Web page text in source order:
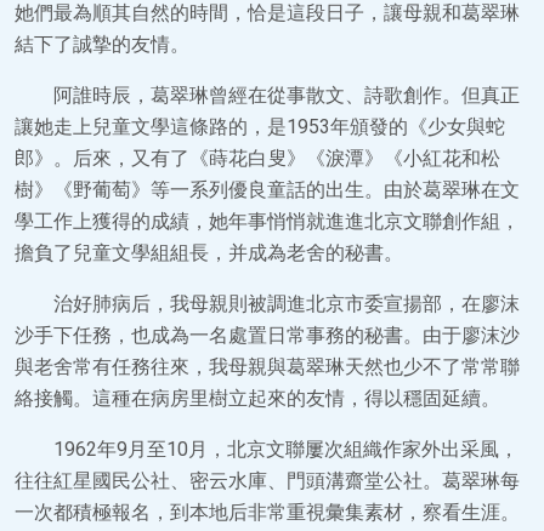
她們最為順其自然的時間，恰是這段日子，讓母親和葛翠琳
結下了誠摯的友情。
阿誰時辰，葛翠琳曾經在從事散文、詩歌創作。但真正
讓她走上兒童文學這條路的，是1953年頒發的《少女與蛇
郎》。后來，又有了《蒔花白叟》《淚潭》《小紅花和松
樹》《野葡萄》等一系列優良童話的出生。由於葛翠琳在文
學工作上獲得的成績，她年事悄悄就進進北京文聯創作組，
擔負了兒童文學組組長，并成為老舍的秘書。
治好肺病后，我母親則被調進北京市委宣揚部，在廖沫
沙手下任務，也成為一名處置日常事務的秘書。由于廖沫沙
與老舍常有任務往來，我母親與葛翠琳天然也少不了常常聯
絡接觸。這種在病房里樹立起來的友情，得以穩固延續。
1962年9月至10月，北京文聯屢次組織作家外出采風，
往往紅星國民公社、密云水庫、門頭溝齋堂公社。葛翠琳每
一次都積極報名，到本地后非常重視彙集素材，察看生涯。